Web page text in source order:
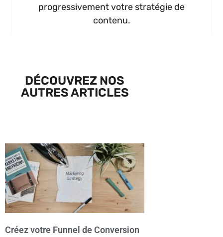
progressivement votre stratégie de
contenu.
DÉCOUVREZ NOS
AUTRES ARTICLES
Créez votre Funnel de Conversion